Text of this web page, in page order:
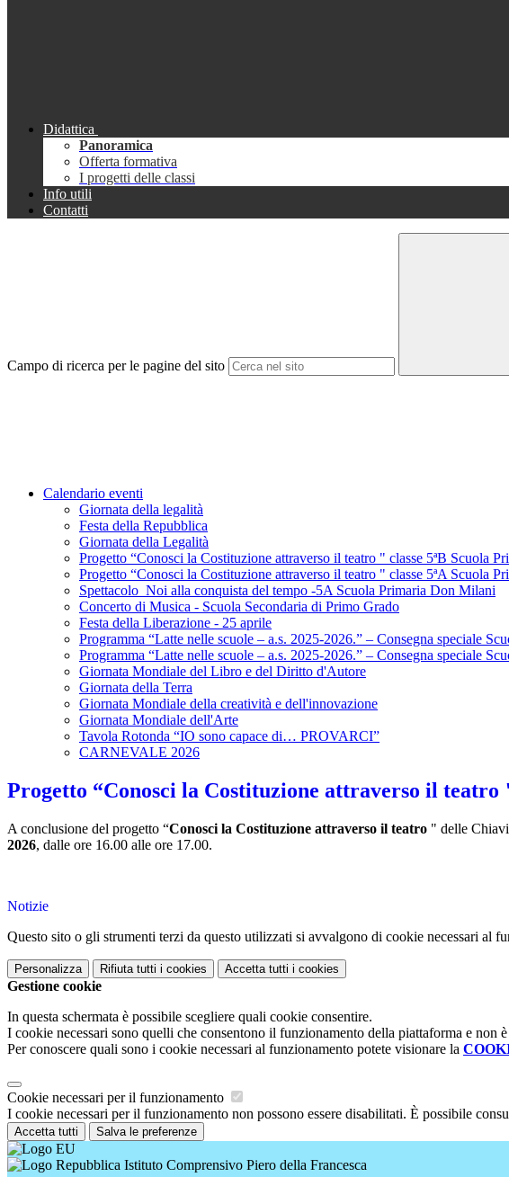
Didattica
Panoramica
Offerta formativa
I progetti delle classi
Info utili
Contatti
Campo di ricerca per le pagine del sito
Calendario eventi
Giornata della legalità
Festa della Repubblica
Giornata della Legalità
Progetto “Conosci la Costituzione attraverso il teatro " classe 5ªB Scuola
Progetto “Conosci la Costituzione attraverso il teatro " classe 5ªA Scuola
Spettacolo_Noi alla conquista del tempo -5A Scuola Primaria Don Milani
Concerto di Musica - Scuola Secondaria di Primo Grado
Festa della Liberazione - 25 aprile
Programma “Latte nelle scuole – a.s. 2025-2026.” – Consegna speciale
Programma “Latte nelle scuole – a.s. 2025-2026.” – Consegna speciale
Giornata Mondiale del Libro e del Diritto d'Autore
Giornata della Terra
Giornata Mondiale della creatività e dell'innovazione
Giornata Mondiale dell'Arte
Tavola Rotonda “IO sono capace di… PROVARCI”
CARNEVALE 2026
Progetto “Conosci la Costituzione attraverso il teatro
A conclusione del progetto “Conosci la Costituzione attraverso il teatro " delle
2026, dalle ore 16.00 alle ore 17.00.
Notizie
Questo sito o gli strumenti terzi da questo utilizzati si avvalgono di cookie necessari al
Personalizza Rifiuta tutti i cookies Accetta tutti i cookies
Gestione cookie
In questa schermata è possibile scegliere quali cookie consentire.
I cookie necessari sono quelli che consentono il funzionamento della piattaforma e non
Per conoscere quali sono i cookie necessari al funzionamento potete visionare la
Cookie necessari per il funzionamento
I cookie necessari per il funzionamento non possono essere disabilitati. È possibile
Accetta tutti Salva le preferenze
Istituto Comprensivo Piero della Francesca